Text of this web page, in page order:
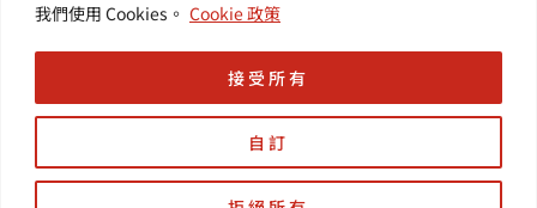
我們使用 Cookies。 Cookie 政策
自訂
接受所有
Services